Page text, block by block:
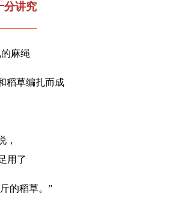
分讲究
麻绳
稻草编扎而成
，
用了
的稻草。”